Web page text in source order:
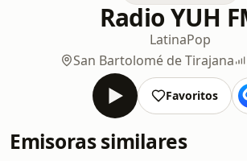
Radio YUH
LatinaPop
San Bartolomé de Tirajana
Favoritos
Emisoras similares